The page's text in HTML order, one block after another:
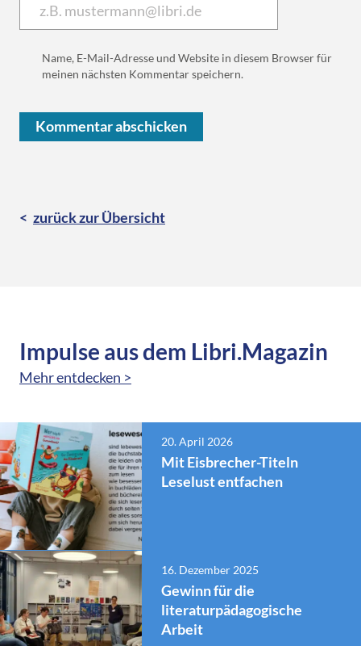
Name, E-Mail-Adresse und Website in diesem Browser für
meinen nächsten Kommentar speichern.
zurück zur Übersicht
Impulse aus dem Libri.Magazin
Mehr entdecken >
20. April 2026
Mit Eisbrecher-Titeln
Leselust entfachen
16. Dezember 2025
Gewinn für die
literaturpädagogische
Arbeit